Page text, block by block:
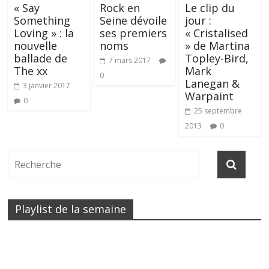
« Say
Something
Loving » : la
nouvelle
ballade de
The xx
3 janvier 2017
0
Rock en
Seine dévoile
ses premiers
noms
7 mars 2017
0
Le clip du
jour :
« Cristalised
» de Martina
Topley-Bird,
Mark
Lanegan &
Warpaint
25 septembre
2013
0
Playlist de la semaine